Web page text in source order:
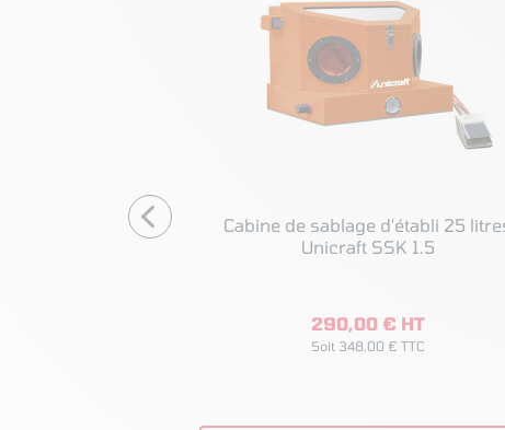
Cabine de sablage d'établi 25 litres
Unicraft SSK 1.5
290,00 € HT
Soit 348,00 € TTC